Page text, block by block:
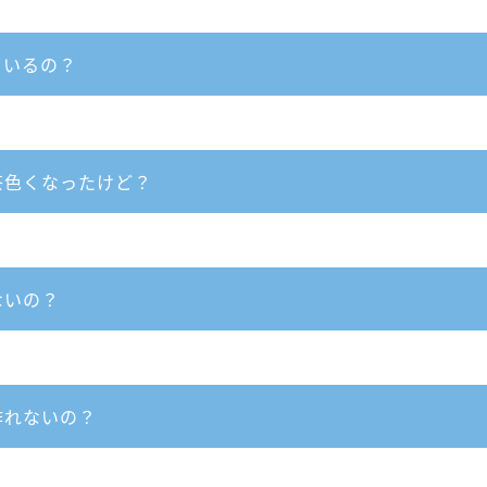
るの？
くなったけど？
の？
ないの？